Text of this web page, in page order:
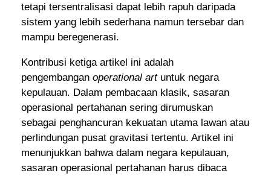
tetapi tersentralisasi dapat lebih rapuh daripada
sistem yang lebih sederhana namun tersebar dan
mampu beregenerasi.
Kontribusi ketiga artikel ini adalah
pengembanganoperational artuntuk negara
kepulauan. Dalam pembacaan klasik, sasaran
operasional pertahanan sering dirumuskan
sebagai penghancuran kekuatan utama lawan atau
perlindungan pusat gravitasi tertentu. Artikel ini
menunjukkan bahwa dalam negara kepulauan,
sasaran operasional pertahanan harus dibaca